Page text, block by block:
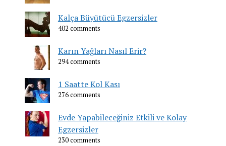
Kalça Büyütücü Egzersizler
402 comments
Karın Yağları Nasıl Erir?
294 comments
1 Saatte Kol Kası
276 comments
Evde Yapabileceğiniz Etkili ve Kolay
Egzersizler
230 comments